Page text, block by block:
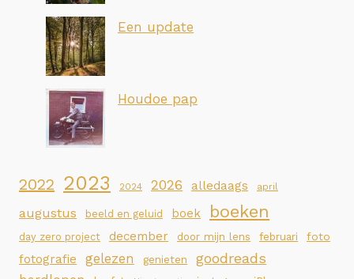
Een update
Houdoe pap
2022 2023 2024 2026 alledaags april
augustus beeld en geluid boek boeken
day zero project december door mijn lens februari foto
fotografie gelezen genieten goodreads